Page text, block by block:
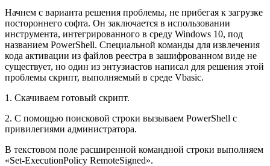
Начнем с варианта решения проблемы, не прибегая к загрузке
постороннего софта. Он заключается в использовании
инструмента, интегрированного в среду Windows 10, под
названием PowerShell. Специальной команды для извлечения
кода активации из файлов реестра в зашифрованном виде не
существует, но один из энтузиастов написал для решения этой
проблемы скрипт, выполняемый в среде Vbasic.
1. Скачиваем готовый скрипт.
2. С помощью поисковой строки вызываем PowerShell с
привилегиями администратора.
В текстовом поле расширенной командной строки выполняем
«Set-ExecutionPolicy RemoteSigned».